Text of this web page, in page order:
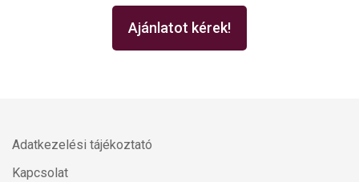
Ajánlatot kérek!
Adatkezelési tájékoztató
Kapcsolat